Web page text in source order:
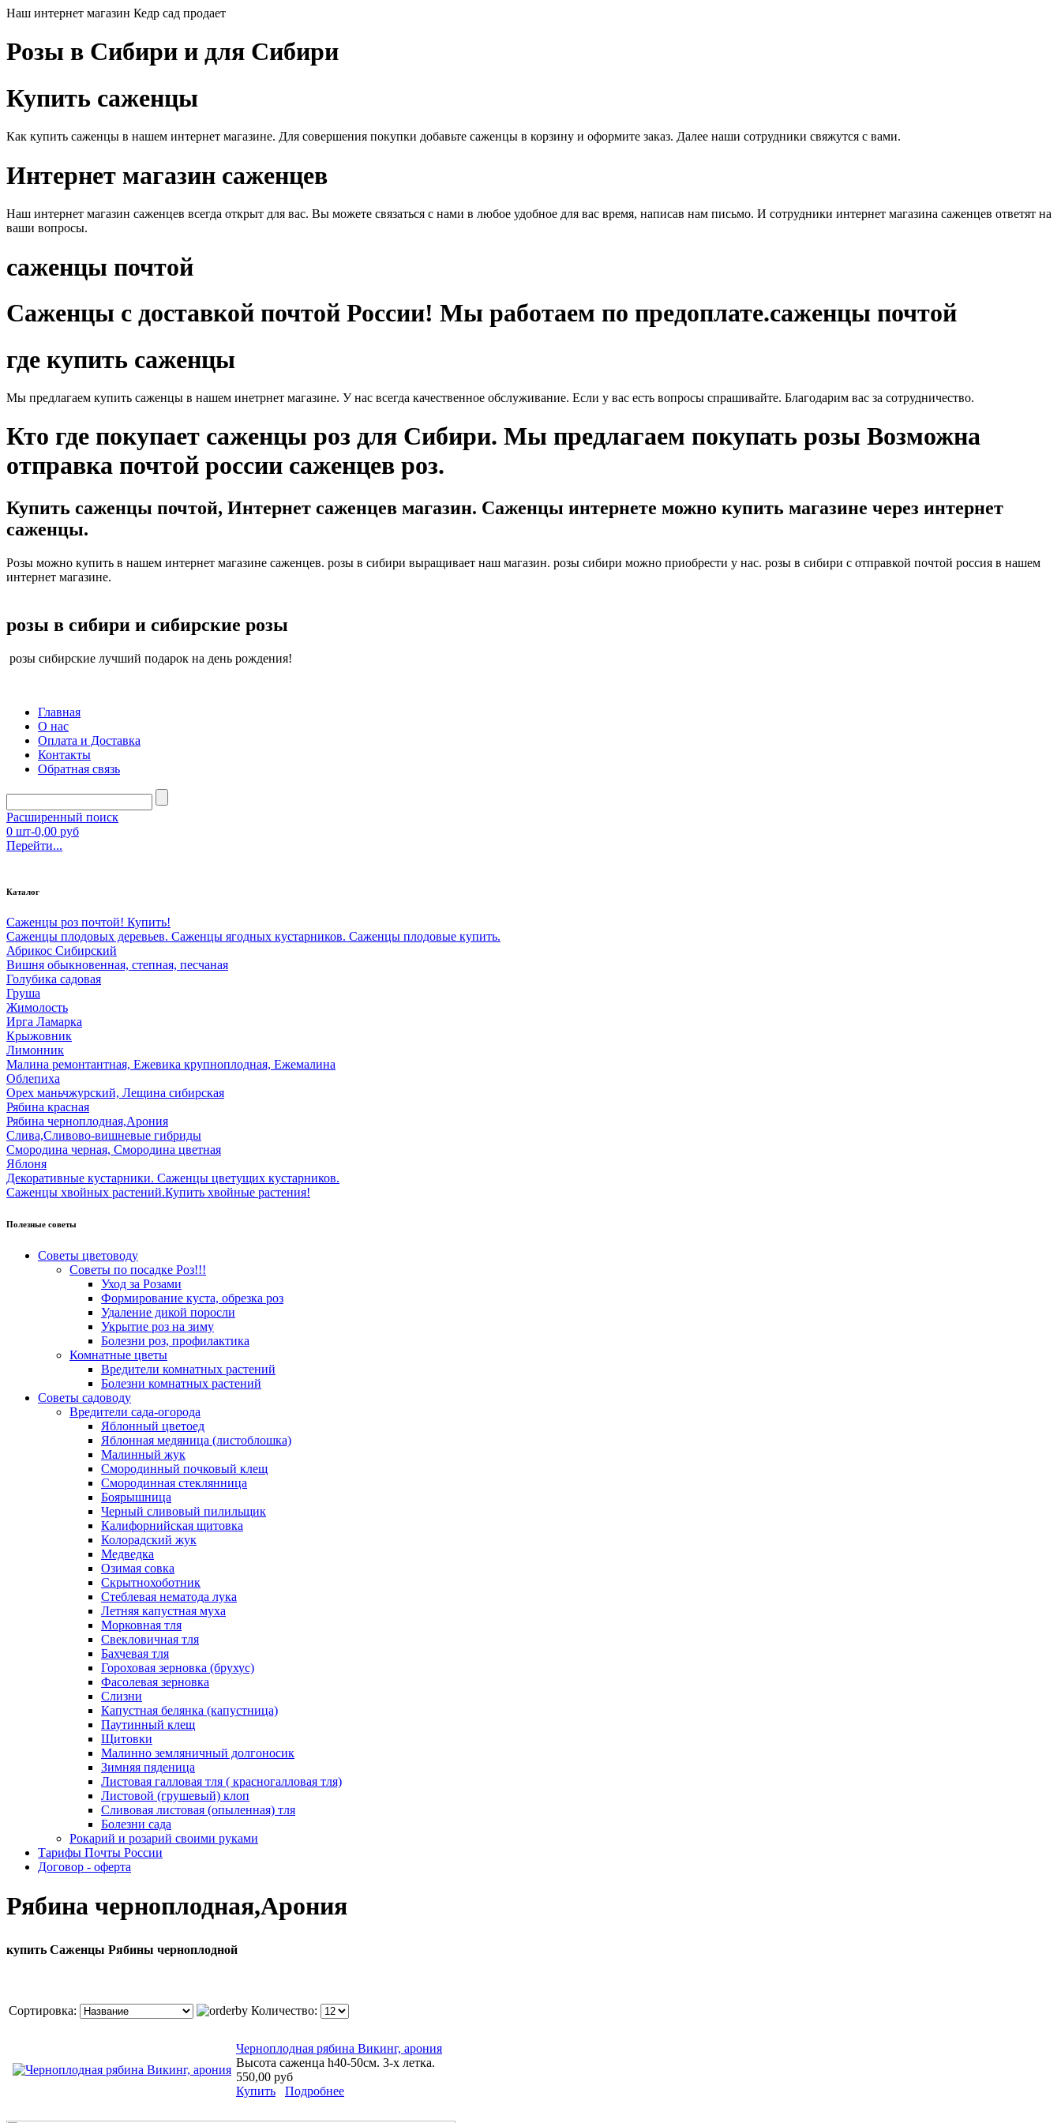
Наш интернет магазин Кедр сад продает
Розы в Сибири и для Сибири
Купить саженцы
Как купить саженцы в нашем интернет магазине. Для совершения покупки добавьте саженцы в корзину и оформите заказ. Далее наши сотрудники свяжутся с вами.
Интернет магазин саженцев
Наш интернет магазин саженцев всегда открыт для вас. Вы можете связаться с нами в любое удобное для вас время, написав нам письмо. И сотрудники интернет магазина саженцев ответят на
ваши вопросы.
саженцы почтой
Саженцы с доставкой почтой России! Мы работаем по предоплате.саженцы почтой
где купить саженцы
Мы предлагаем купить саженцы в нашем инетрнет магазине. У нас всегда качественное обслуживание. Если у вас есть вопросы спрашивайте. Благодарим вас за сотрудничество.
Кто где покупает саженцы роз для Сибири. Мы предлагаем покупать розы Возможна
отправка почтой россии саженцев роз.
Купить саженцы почтой, Интернет саженцев магазин. Саженцы интернете можно купить магазине через интернет
саженцы.
Розы можно купить в нашем интернет магазине саженцев. розы в сибири выращивает наш магазин. розы сибири можно приобрести у нас. розы в сибири с отправкой почтой россия в нашем
интернет магазине.
розы в сибири и сибирские розы
розы сибирские лучший подарок на день рождения!
Главная
О нас
Оплата и Доставка
Контакты
Обратная связь
Расширенный поиск
0 шт-0,00 руб
Перейти...
Каталог
Саженцы роз почтой! Купить!
Саженцы плодовых деревьев. Саженцы ягодных кустарников. Саженцы плодовые купить.
Абрикос Сибирский
Вишня обыкновенная, степная, песчаная
Голубика садовая
Груша
Жимолость
Ирга Ламарка
Крыжовник
Лимонник
Малина ремонтантная, Ежевика крупноплодная, Ежемалина
Облепиха
Орех маньчжурский, Лещина сибирская
Рябина красная
Рябина черноплодная,Арония
Слива,Сливово-вишневые гибриды
Смородина черная, Смородина цветная
Яблоня
Декоративные кустарники. Саженцы цветущих кустарников.
Саженцы хвойных растений.Купить хвойные растения!
Полезные советы
Советы цветоводу
Советы по посадке Роз!!!
Уход за Розами
Формирование куста, обрезка роз
Удаление дикой поросли
Укрытие роз на зиму
Болезни роз, профилактика
Комнатные цветы
Вредители комнатных растений
Болезни комнатных растений
Советы садоводу
Вредители сада-огорода
Яблонный цветоед
Яблонная медяница (листоблошка)
Малинный жук
Смородинный почковый клещ
Смородинная стеклянница
Боярышница
Черный сливовый пилильщик
Калифорнийская щитовка
Колорадский жук
Медведка
Озимая совка
Скрытнохоботник
Стеблевая нематода лука
Летняя капустная муха
Морковная тля
Свекловичная тля
Бахчевая тля
Гороховая зерновка (брухус)
Фасолевая зерновка
Слизни
Капустная белянка (капустница)
Паутинный клещ
Щитовки
Малинно земляничный долгоносик
Зимняя пяденица
Листовая галловая тля ( красногалловая тля)
Листовой (грушевый) клоп
Сливовая листовая (опыленная) тля
Болезни сада
Рокарий и розарий своими руками
Тарифы Почты России
Договор - оферта
Рябина черноплодная,Арония
купить Саженцы Рябины черноплодной
Сортировка: Количество:
Черноплодная рябина Викинг, арония
Высота саженца h40-50см. 3-х летка.
550,00 руб
Купить
Подробнее